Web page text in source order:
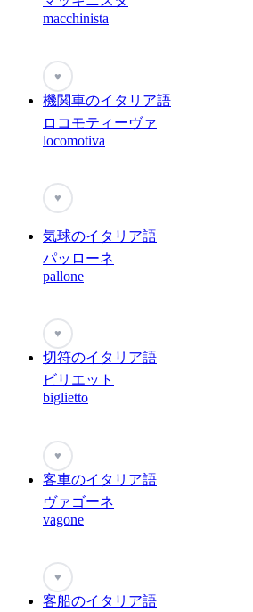
macchinista
♥
機関車のイタリア語
ロコモティーヴァ
locomotiva
♥
気球のイタリア語
パッローネ
pallone
♥
切符のイタリア語
ビリエット
biglietto
♥
客車のイタリア語
ヴァゴーネ
vagone
♥
客船のイタリア語